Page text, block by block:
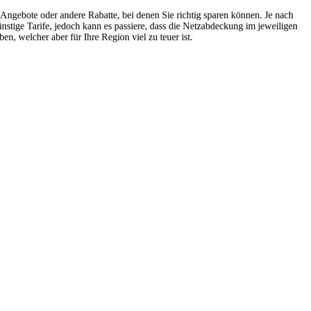
oder andere Rabatte, bei denen Sie richtig sparen können. Je nach
Tarife, jedoch kann es passiere, dass die Netzabdeckung im jeweiligen
welcher aber für Ihre Region viel zu teuer ist.